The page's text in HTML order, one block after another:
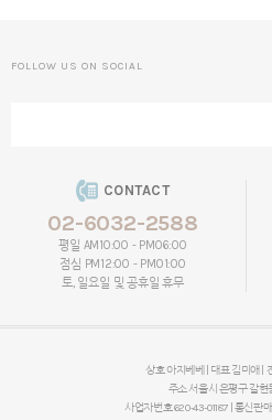
FOLLOW US ON SOCIAL
CONTACT
02-6032-2588
평일 AM10:00 - PM06:00
점심 PM12:00 - PM01:00
토, 일요일 및 공휴일 휴무
상호 아지베베 | 대표 김미애 |
주소 서울시 은평구 갈현
사업자번호 620-43-01187 | 통신판